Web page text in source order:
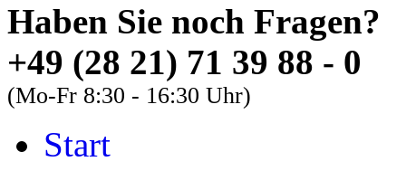
Haben Sie noch
+49 (28 21) 71 39 88 - 0
(Mo-Fr 8:30 - 16:30 Uhr)
Start
Guides FAQs